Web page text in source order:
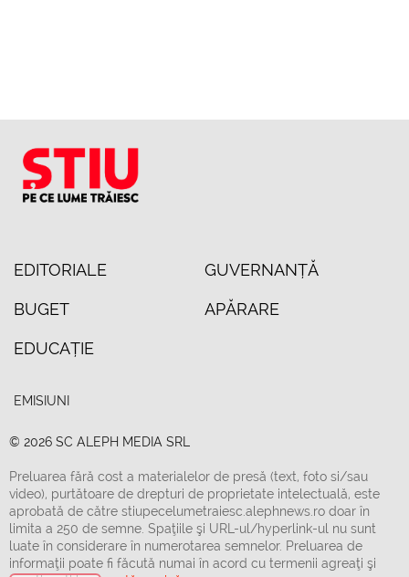
EDITORIALE GUVERNANȚĂ
BUGET APĂRARE
EDUCAȚIE
EMISIUNI
© 2026 SC ALEPH MEDIA SRL
Preluarea fără cost a materialelor de presă (text, foto si/sau
video), purtătoare de drepturi de proprietate intelectuală, este
aprobată de către stiupecelumetraiesc.alephnews.ro doar în
limita a 250 de semne. Spaţiile şi URL-ul/hyperlink-ul nu sunt
luate în considerare în numerotarea semnelor. Preluarea de
informaţii poate fi făcută numai în acord cu termenii agreaţi şi